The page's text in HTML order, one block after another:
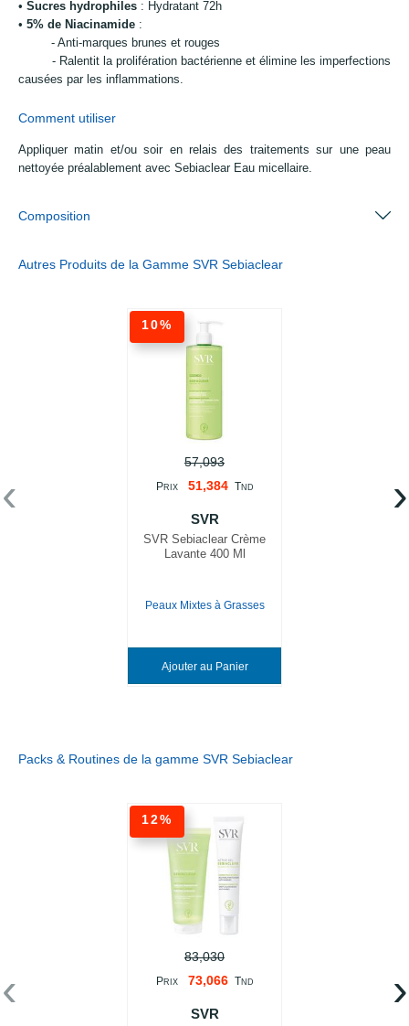
• Sucres hydrophiles : Hydratant 72h
• 5% de Niacinamide :
- Anti-marques brunes et rouges
- Ralentit la prolifération bactérienne et élimine les imperfections
causées par les inflammations.
Comment utiliser
Appliquer matin et/ou soir en relais des traitements sur une peau
nettoyée préalablement avec Sebiaclear Eau micellaire.
Composition
Autres Produits de la Gamme SVR Sebiaclear
10%
57,093
PRIX 51,384 TND
SVR
SVR Sebiaclear Crème
Lavante 400 Ml
Peaux Mixtes à Grasses
Ajouter au Panier
‹ ›
Packs & Routines de la gamme SVR Sebiaclear
12%
83,030
PRIX 73,066 TND
SVR
‹ ›